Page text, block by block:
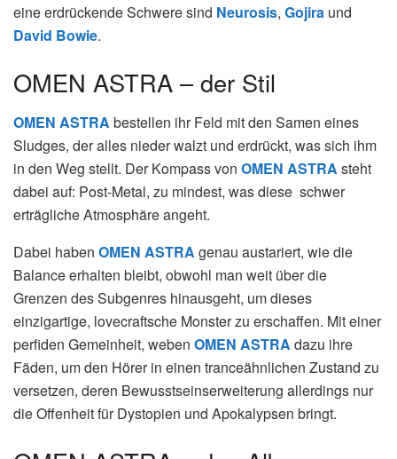
eine erdrückende Schwere sind Neurosis, Gojira und
David Bowie.
OMEN ASTRA – der Stil
OMEN ASTRA bestellen ihr Feld mit den Samen eines
Sludges, der alles nieder walzt und erdrückt, was sich ihm
in den Weg stellt. Der Kompass von OMEN ASTRA steht
dabei auf: Post-Metal, zu mindest, was diese schwer
erträgliche Atmosphäre angeht.
Dabei haben OMEN ASTRA genau austariert, wie die
Balance erhalten bleibt, obwohl man weit über die
Grenzen des Subgenres hinausgeht, um dieses
einzigartige, lovecraftsche Monster zu erschaffen. Mit einer
perfiden Gemeinheit, weben OMEN ASTRA dazu ihre
Fäden, um den Hörer in einen tranceähnlichen Zustand zu
versetzen, deren Bewusstseinserweiterung allerdings nur
die Offenheit für Dystopien und Apokalypsen bringt.